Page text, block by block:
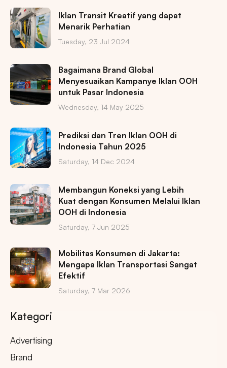
Iklan Transit Kreatif yang dapat
Menarik Perhatian
Tuesday, 23 Jul 2024
Bagaimana Brand Global
Menyesuaikan Kampanye Iklan OOH
untuk Pasar Indonesia
Wednesday, 14 May 2025
Prediksi dan Tren Iklan OOH di
Indonesia Tahun 2025
Saturday, 14 Dec 2024
Membangun Koneksi yang Lebih
Kuat dengan Konsumen Melalui Iklan
OOH di Indonesia
Saturday, 7 Jun 2025
Mobilitas Konsumen di Jakarta:
Mengapa Iklan Transportasi Sangat
Efektif
Saturday, 7 Mar 2026
Kategori
Advertising
Brand